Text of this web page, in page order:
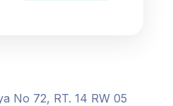
No 72, RT. 14 RW 05